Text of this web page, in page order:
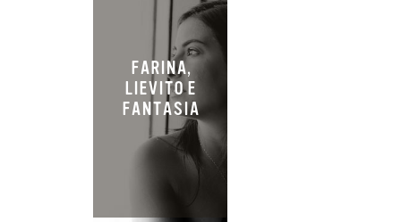
FARINA,
LIEVITO E
FANTASIA